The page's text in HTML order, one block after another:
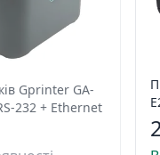
Gprinter GA-
+ RS-232 + Ethernet